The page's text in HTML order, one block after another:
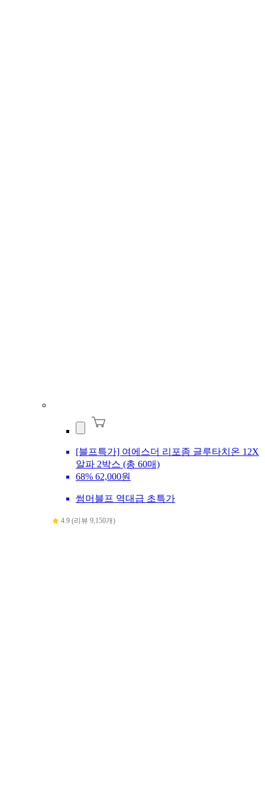
[블프특가] 여에스더 리포좀 글루타치온 12X
알파 2박스 (총 60매)
68% 62,000원
썸머블프 역대급 초특가
4.9 (리뷰 9,150개)